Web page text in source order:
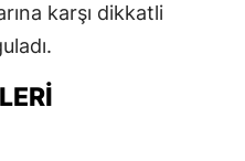
karşı dikkatli